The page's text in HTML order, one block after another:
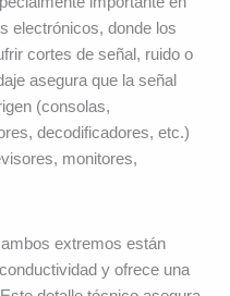
electrónicos, donde los
cortes de señal, ruido o
asegura que la señal
(consolas,
decodificadores, etc.)
monitores,
extremos están
y ofrece una